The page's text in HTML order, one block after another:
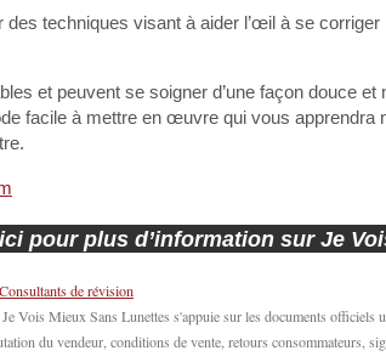
des techniques visant à aider l’œil à se
et peuvent se soigner d’une façon douce et
facile à mettre en œuvre qui vous
pour plus d’information sur Je
Consultants de révision
Je Vois Mieux Sans Lunettes s'appuie sur les documents
du vendeur, conditions de vente, retours consommateurs,